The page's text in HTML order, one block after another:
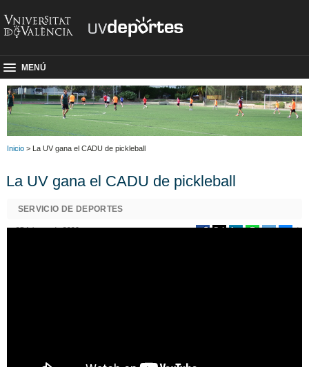
MENÚ
Inicio > La UV gana el CADU de pickleball
La UV gana el CADU de pickleball
SERVICIO DE DEPORTES
25 febrero de 2026